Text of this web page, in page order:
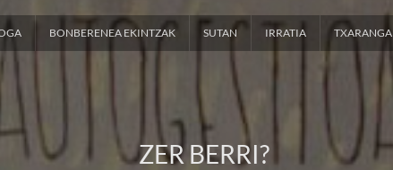
BONBERENEA EKINTZAK SUTAN IRRATIA TXARANGA
ZER BERRI?